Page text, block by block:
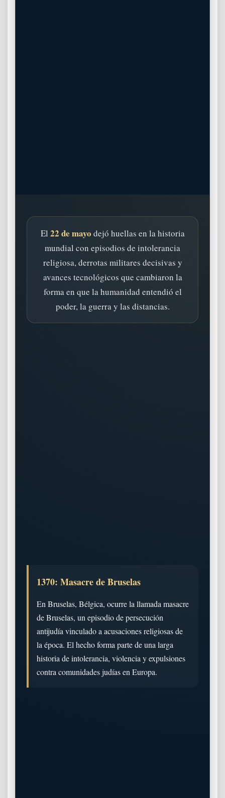
El 22 de mayo dejó huellas en la historia
mundial con episodios de intolerancia
religiosa, derrotas militares decisivas y
avances tecnológicos que cambiaron la
forma en que la humanidad entendió el
poder, la guerra y las distancias.
1370: Masacre de Bruselas
En Bruselas, Bélgica, ocurre la llamada masacre
de Bruselas, un episodio de persecución
antijudía vinculado a acusaciones religiosas de
la época. El hecho forma parte de una larga
historia de intolerancia, violencia y expulsiones
contra comunidades judías en Europa.